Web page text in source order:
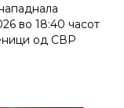
во 18:40 часот
од СВР